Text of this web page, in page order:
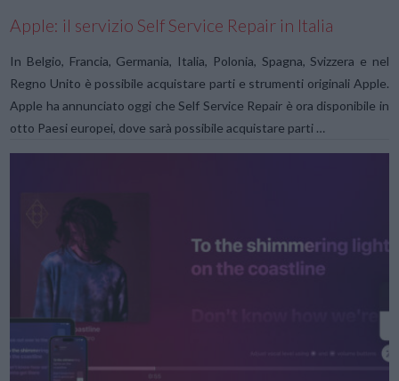
Apple: il servizio Self Service Repair in Italia
In Belgio, Francia, Germania, Italia, Polonia, Spagna, Svizzera e nel
Regno Unito è possibile acquistare parti e strumenti originali Apple.
Apple ha annunciato oggi che Self Service Repair è ora disponibile in
otto Paesi europei, dove sarà possibile acquistare parti …